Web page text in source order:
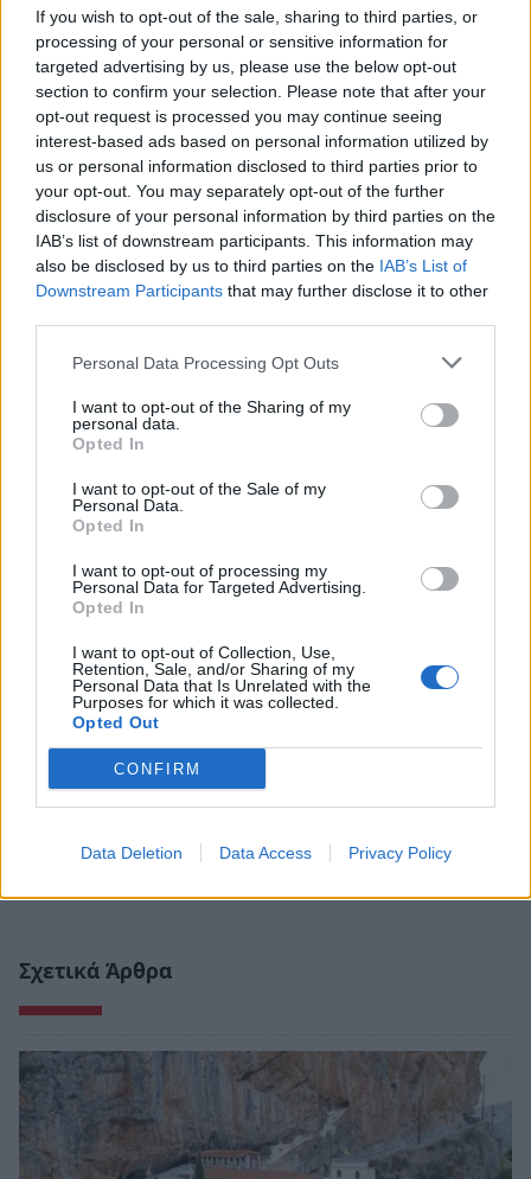
If you wish to opt-out of the sale, sharing to third parties, or
processing of your personal or sensitive information for
targeted advertising by us, please use the below opt-out
section to confirm your selection. Please note that after your
opt-out request is processed you may continue seeing
interest-based ads based on personal information utilized by
us or personal information disclosed to third parties prior to
your opt-out. You may separately opt-out of the further
disclosure of your personal information by third parties on the
IAB’s list of downstream participants. This information may
also be disclosed by us to third parties on the IAB’s List of
Downstream Participants that may further disclose it to other
Personal Data Processing Opt Outs
I want to opt-out of the Sharing of my
personal data.
Opted In
I want to opt-out of the Sale of my
Personal Data.
Opted In
I want to opt-out of processing my
Personal Data for Targeted Advertising.
Opted In
I want to opt-out of Collection, Use,
Retention, Sale, and/or Sharing of my
Personal Data that Is Unrelated with the
Purposes for which it was collected.
Opted Out
CONFIRM
Data Deletion Data Access Privacy Policy
ΠΑΣΧΑ ΛΕΩΝΙΔΙΟ ΑΕΡΟΣΤΑΤΑ
ΑΝΑΣΤΑΣΗ ΣΤΟ ΛΕΩΝΙΔΙΟ
ΠΑΣΧΑ
ΠΑΣΧΑ 2025
ΜΑΝΩΛΗΣ ΔΟΛΙΑΝΙΤΗΣ
ΤΣΑΚΩΝΙΑ ΤΟΥΡΙΣΜΟΣ
Σχετικά Άρθρα